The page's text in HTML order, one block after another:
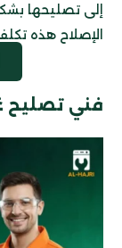
إلى تصليحها
الإصلاح هذه
فني تصليح